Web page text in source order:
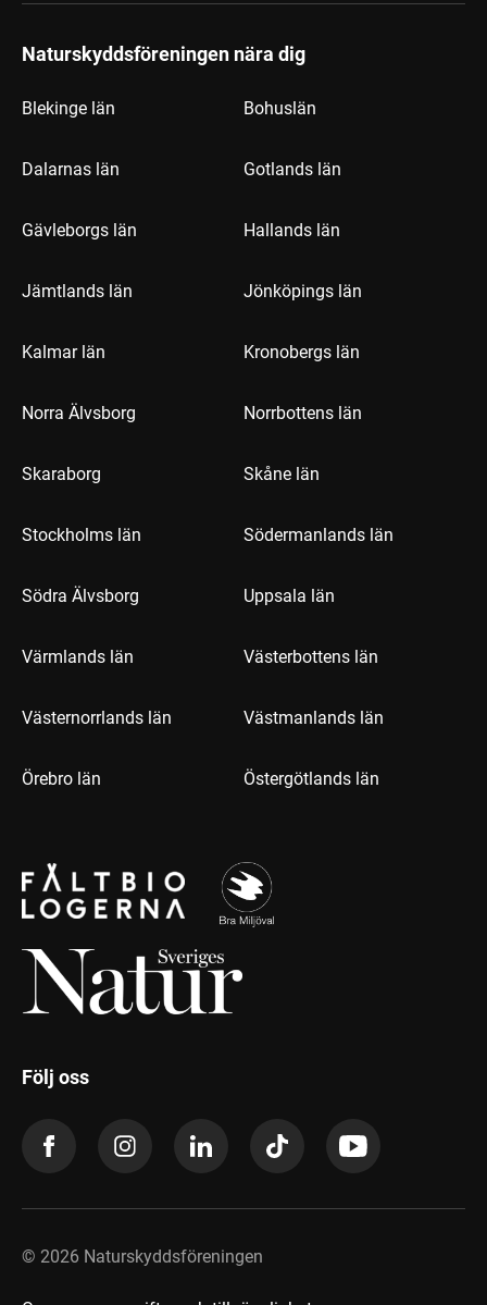
Naturskyddsföreningen nära dig
Blekinge län Bohuslän
Dalarnas län Gotlands län
Gävleborgs län Hallands län
Jämtlands län Jönköpings län
Kalmar län Kronobergs län
Norra Älvsborg Norrbottens län
Skaraborg Skåne län
Stockholms län Södermanlands län
Södra Älvsborg Uppsala län
Värmlands län Västerbottens län
Västernorrlands län Västmanlands län
Örebro län Östergötlands län
Följ oss
© 2026 Naturskyddsföreningen